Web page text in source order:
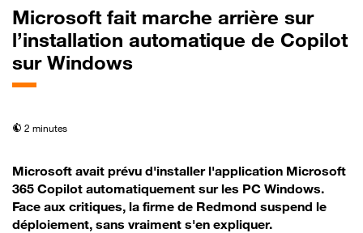
Microsoft fait marche arrière sur
l’installation automatique de Copilot
sur Windows
temps de lecture
2 minutes
Microsoft avait prévu d'installer l'application Microsoft
365 Copilot automatiquement sur les PC Windows.
Face aux critiques, la firme de Redmond suspend le
déploiement, sans vraiment s'en expliquer.